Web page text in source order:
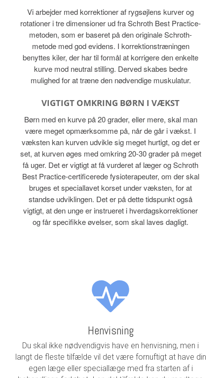
Vi arbejder med korrektioner af rygsøjlens kurver og
rotationer i tre dimensioner ud fra Schroth Best Practice-
metoden, som er baseret på den originale Schroth-
metode med god evidens. I korrektionstræningen
benyttes kiler, der har til formål at korrigere den enkelte
kurve mod neutral stilling. Derved skabes bedre
mulighed for at træne den nødvendige muskulatur.
VIGTIGT OMKRING BØRN I VÆKST
Børn med en kurve på 20 grader, eller mere, skal man
være meget opmærksomme på, når de går i vækst. I
væksten kan kurven udvikle sig meget hurtigt, og det er
set, at kurven øges med omkring 20-30 grader på meget
få uger. Det er vigtigt at få vurderet af læger og Schroth
Best Practice-certificerede fysioterapeuter, om der skal
bruges et speciallavet korset under væksten, for at
standse udviklingen. Det er på dette tidspunkt også
vigtigt, at den unge er instrueret i hverdagskorrektioner
og får specifikke øvelser, som skal laves dagligt.
Henvisning
Du skal ikke nødvendigvis have en henvisning, men i
langt de fleste tilfælde vil det være fornuftigt at have din
egen læge eller speciallæge med fra starten af i